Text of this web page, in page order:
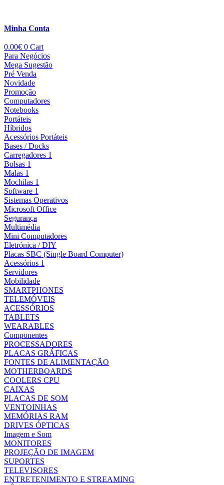
Minha Conta
0.00€ 0 Cart
Para Negócios
Mega Sugestão
Pré Venda
Novidade
Promoção
Computadores
Notebooks
Portáteis
Híbridos
Acessórios Portáteis
Bases / Docks
Carregadores 1
Bolsas 1
Malas 1
Mochilas 1
Software 1
Sistemas Operativos
Microsoft Office
Segurança
Multimédia
Mini Computadores
Eletrónica / DIY
Placas SBC (Single Board Computer)
Acessórios 1
Servidores
Mobilidade
SMARTPHONES
TELEMÓVEIS
ACESSÓRIOS
TABLETS
WEARABLES
Componentes
PROCESSADORES
PLACAS GRÁFICAS
FONTES DE ALIMENTAÇÃO
MOTHERBOARDS
COOLERS CPU
CAIXAS
PLACAS DE SOM
VENTOINHAS
MEMÓRIAS RAM
DRIVES ÓPTICAS
Imagem e Som
MONITORES
PROJEÇÃO DE IMAGEM
SUPORTES
TELEVISORES
ENTRETENIMENTO E STREAMING